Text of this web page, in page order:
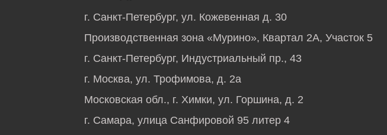
г. Санкт-Петербург, ул. Кожевенная д. 30
Производственная зона «Мурино», Квартал 2А, Участок 5
г. Санкт-Петербург, Индустриальный пр., 43
г. Москва, ул. Трофимова, д. 2а
Московская обл., г. Химки, ул. Горшина, д. 2
г. Самара, улица Санфировой 95 литер 4